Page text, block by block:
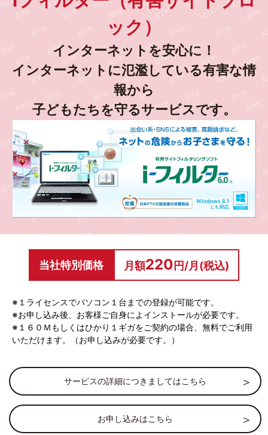
ご利用を希望の方
IPv6インターネット接続をご希望の場合は、
お電話または、
専用フォームよりお申し込みください。
専用フォームはこちら
環境に。
ライセンスの管理はWebで簡単に。
世界で評価されたスキャン機能
検知でブロック！
近年被害が増大しているランサムウェアも、高い精度で
検出することができます。
第三者機関から数多く表彰、世界に認められた製品。
ック）
インターネットを安心に！
インターネットに氾濫している有害な情
報から
子どもたちを守るサービスです。
当社特別価格 月額220円/月(税込)
※１ライセンスでパソコン１台までの登録が可能です。
※お申し込み後、お客様ご自身によインストールが必要です。
※１６０Ｍもしくはひかり１ギガをご契約の場合、無料でご利用
いただけます。（お申し込みが必要です。）
サービスの詳細につきましてはこちら
お申し込みはこちら